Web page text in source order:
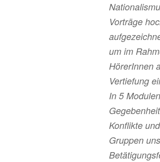
Vorträge
um im
HörerInnen
Vertiefung
In 5
Konflikte
Gruppen